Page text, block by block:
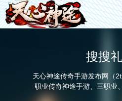
搜搜
天心神途传奇手游发布网（
职业传奇神途手游、三职业
超变、合击、迷失等多种版